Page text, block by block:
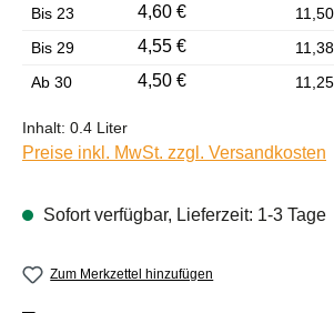
Bis 23 4,60 €
Bis 29 4,55 €
Ab 30 4,50 €
Inhalt: 0.4 Liter
Preise inkl. MwSt. zzgl. Versandkosten
Sofort verfügbar, Lieferzeit: 1-3 Tage
Zum Merkzettel hinzufügen